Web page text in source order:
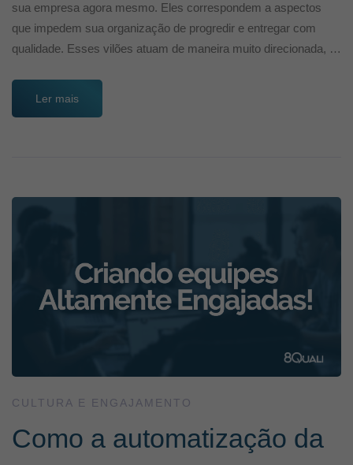
sua empresa agora mesmo. Eles correspondem a aspectos
que impedem sua organização de progredir e entregar com
qualidade. Esses vilões atuam de maneira muito direcionada, …
Ler mais
CULTURA E ENGAJAMENTO
Como a automatização da